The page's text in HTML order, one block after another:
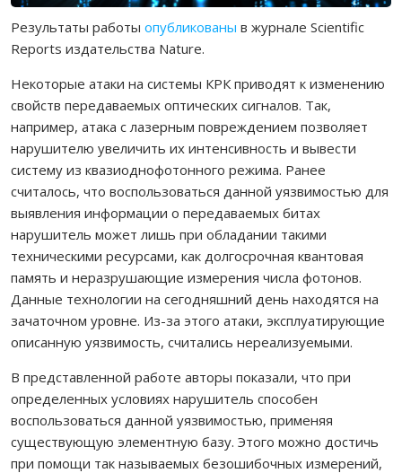
Результаты работы опубликованы в журнале Scientific
Reports издательства Nature.
Некоторые атаки на системы КРК приводят к изменению
свойств передаваемых оптических сигналов. Так,
например, атака с лазерным повреждением позволяет
нарушителю увеличить их интенсивность и вывести
систему из квазиоднофотонного режима. Ранее
считалось, что воспользоваться данной уязвимостью для
выявления информации о передаваемых битах
нарушитель может лишь при обладании такими
техническими ресурсами, как долгосрочная квантовая
память и неразрушающие измерения числа фотонов.
Данные технологии на сегодняшний день находятся на
зачаточном уровне. Из-за этого атаки, эксплуатирующие
описанную уязвимость, считались нереализуемыми.
В представленной работе авторы показали, что при
определенных условиях нарушитель способен
воспользоваться данной уязвимостью, применяя
существующую элементную базу. Этого можно достичь
при помощи так называемых безошибочных измерений,